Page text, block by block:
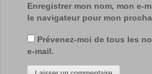
Enregistrer mon nom, mon e-
le navigateur pour mon
Prévenez-moi de tous les
e-mail.